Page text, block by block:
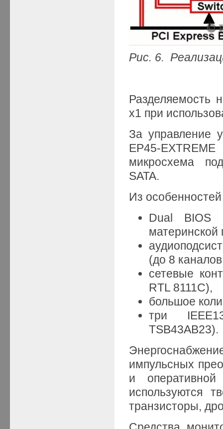
Рис. 6.
Разделяемость
x1 при
За управление
EP45-
микросхема
SATA.
Из
Dual BIOS
материнской
(до 8
сетевые
RTL 8111С),
большое
три
TSB43AB23).
импульсных
и
используются
транзисторы,